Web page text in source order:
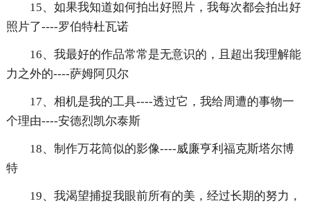
15、如果我知道如何拍出好照片，我每次都会拍出好
照片了----罗伯特杜瓦诺
16、我最好的作品常常是无意识的，且超出我理解能
力之外的----萨姆阿贝尔
17、相机是我的工具----透过它，我给周遭的事物一
个理由----安德烈凯尔泰斯
18、制作万花筒似的影像----威廉亨利福克斯塔尔博
特
19、我渴望捕捉我眼前所有的美，经过长期的努力，